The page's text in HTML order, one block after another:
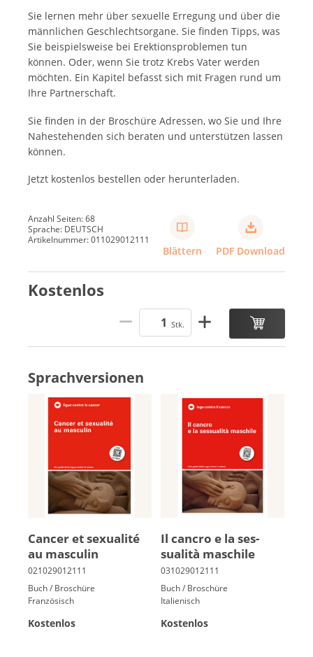
Sie lernen mehr über sexuelle Erregung und über die
männlichen Geschlechtsorgane. Sie finden Tipps, was
Sie beispielsweise bei Erektionsproblemen tun
können. Oder, wenn Sie trotz Krebs Vater werden
möchten. Ein Kapitel befasst sich mit Fragen rund um
Ihre Partnerschaft.
Sie finden in der Broschüre Adressen, wo Sie und Ihre
Nahestehenden sich beraten und unterstützen lassen
können.
Jetzt kostenlos bestellen oder herunterladen.
Anzahl Seiten: 68
Sprache: DEUTSCH
Artikelnummer: 011029012111
Blättern PDF Download
Kostenlos
Stk.
Sprachversionen
Can­cer et sexua­lité
au mas­cu­lin
Buch / Broschüre
Französisch
Kostenlos
Il cancro e la ses­
sualità ma­schile
Buch / Broschüre
Italienisch
Kostenlos